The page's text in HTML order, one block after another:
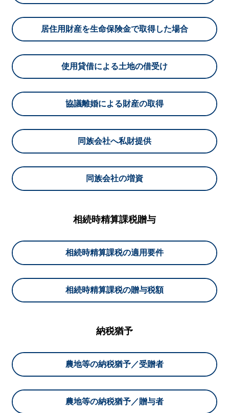
居住用財産を生命保険金で取得した場合
使用貸借による土地の借受け
協議離婚による財産の取得
同族会社へ私財提供
同族会社の増資
相続時精算課税贈与
相続時精算課税の適用要件
相続時精算課税の贈与税額
納税猶予
農地等の納税猶予／受贈者
農地等の納税猶予／贈与者